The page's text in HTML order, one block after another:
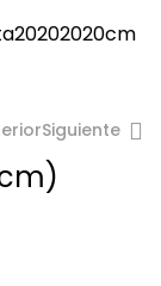
Siguiente